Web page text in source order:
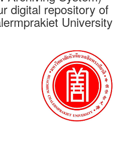
digital repository of
University